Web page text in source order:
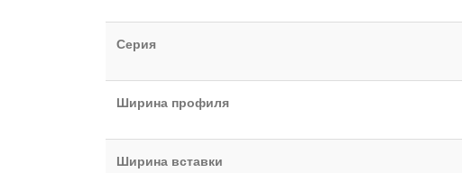
Серия
Ширина профиля
Ширина вставки